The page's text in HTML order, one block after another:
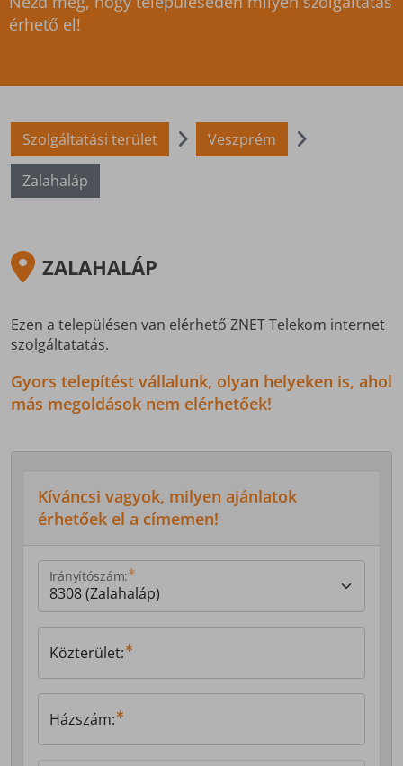
érhető el!
Szolgáltatási terület Veszprém
Zalahaláp
ZALAHALÁP
Ezen a településen van elérhető ZNET Telekom internet
szolgáltatatás.
Gyors telepítést vállalunk, olyan helyeken is, ahol
más megoldások nem elérhetőek!
Kíváncsi vagyok, milyen ajánlatok
érhetőek el a címemen!
Irányítószám:
Közterület:
Házszám: